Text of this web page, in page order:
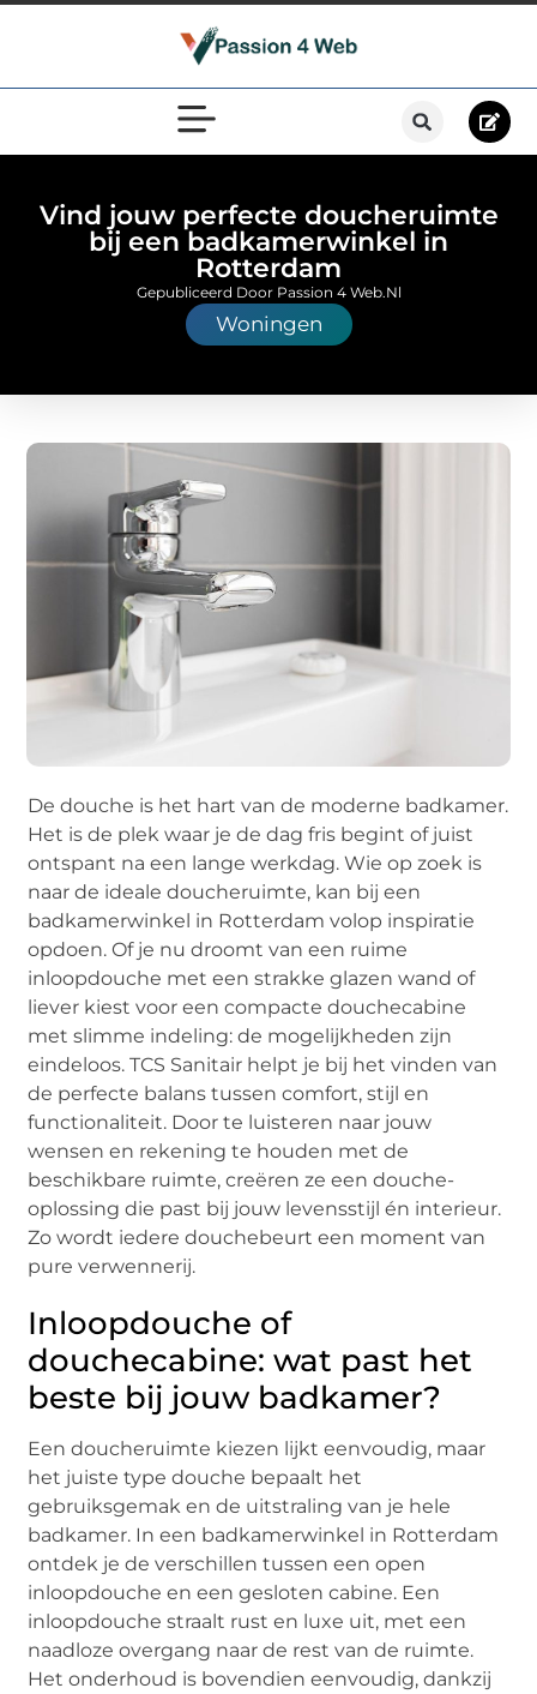
Vind jouw perfecte doucheruimte
bij een badkamerwinkel in
Rotterdam
Woningen
Gepubliceerd Door Passion 4 Web.nl
De douche is het hart van de moderne badkamer.
Het is de plek waar je de dag fris begint of juist
ontspant na een lange werkdag. Wie op zoek is
naar de ideale doucheruimte, kan bij een
badkamerwinkel in Rotterdam volop inspiratie
opdoen. Of je nu droomt van een ruime
inloopdouche met een strakke glazen wand of
liever kiest voor een compacte douchecabine
met slimme indeling: de mogelijkheden zijn
eindeloos. TCS Sanitair helpt je bij het vinden van
de perfecte balans tussen comfort, stijl en
functionaliteit. Door te luisteren naar jouw
wensen en rekening te houden met de
beschikbare ruimte, creëren ze een douche-
oplossing die past bij jouw levensstijl én interieur.
Zo wordt iedere douchebeurt een moment van
pure verwennerij.
Inloopdouche of
douchecabine: wat past het
beste bij jouw badkamer?
Een doucheruimte kiezen lijkt eenvoudig, maar
het juiste type douche bepaalt het
gebruiksgemak en de uitstraling van je hele
badkamer. In een badkamerwinkel in Rotterdam
ontdek je de verschillen tussen een open
inloopdouche en een gesloten cabine. Een
inloopdouche straalt rust en luxe uit, met een
naadloze overgang naar de rest van de ruimte.
Het onderhoud is bovendien eenvoudig, dankzij